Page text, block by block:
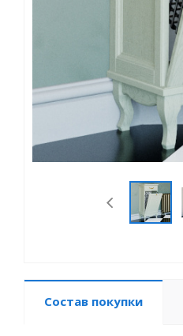
Состав покупки